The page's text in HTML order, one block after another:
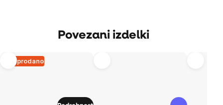
Povezani izdelki
Razprodano